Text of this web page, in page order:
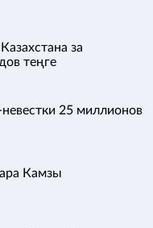
за
теңге
25 миллионов
Камзы